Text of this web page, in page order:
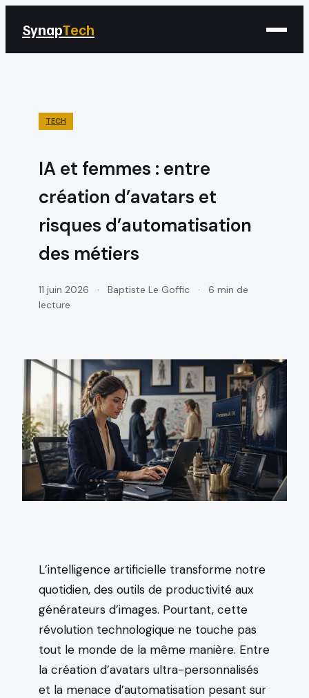
SynapTech
TECH
IA et femmes : entre
création d’avatars et
risques d’automatisation
des métiers
11 juin 2026 · Baptiste Le Goffic ·
6 min de
lecture
L’intelligence artificielle transforme notre
quotidien, des outils de productivité aux
générateurs d’images. Pourtant, cette
révolution technologique ne touche pas
tout le monde de la même manière. Entre
la création d’avatars ultra-personnalisés
et la menace d’automatisation pesant sur